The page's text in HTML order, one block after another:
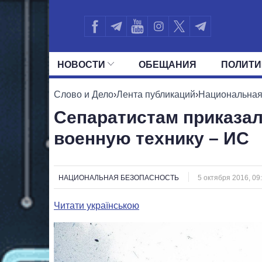
НОВОСТИ ОБЕЩАНИЯ
ВСЕ ПОЛИТИКИ ПРЕЗИДЕНТ И
Слово и Дело›Лента публикаций›
Сепаратистам
военную технику – ИС
НАЦИОНАЛЬНАЯ БЕЗОПАСНОСТЬ 5 октября 2016,
Читати українською